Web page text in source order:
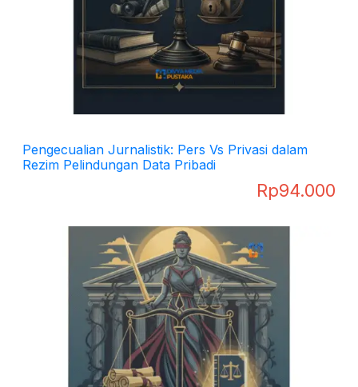
Pengecualian Jurnalistik: Pers Vs Privasi dalam
Rezim Pelindungan Data Pribadi
Rp94.000